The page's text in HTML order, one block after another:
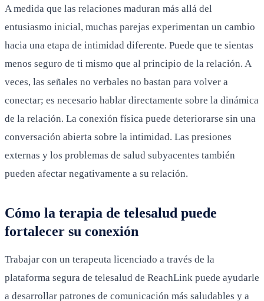
A medida que las relaciones maduran más allá del
entusiasmo inicial, muchas parejas experimentan un cambio
hacia una etapa de intimidad diferente. Puede que te sientas
menos seguro de ti mismo que al principio de la relación. A
veces, las señales no verbales no bastan para volver a
conectar; es necesario hablar directamente sobre la dinámica
de la relación. La conexión física puede deteriorarse sin una
conversación abierta sobre la intimidad. Las presiones
externas y los problemas de salud subyacentes también
pueden afectar negativamente a su relación.
Cómo la terapia de telesalud puede
fortalecer su conexión
Trabajar con un terapeuta licenciado a través de la
plataforma segura de telesalud de ReachLink puede ayudarle
a desarrollar patrones de comunicación más saludables y a